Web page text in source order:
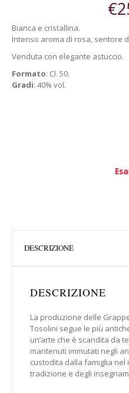
€
Bianca e cristallina.
Intenso aroma di rosa, sentore
Venduta con elegante astuccio.
Formato: Cl. 50.
Gradi: 40% vol.
DESCRIZIONE
DESCRIZIONE
La produzione delle
Tosolini segue le più
un’arte che è scandita da
mantenuti immutati negli
custodita dalla famiglia
tradizione e degli